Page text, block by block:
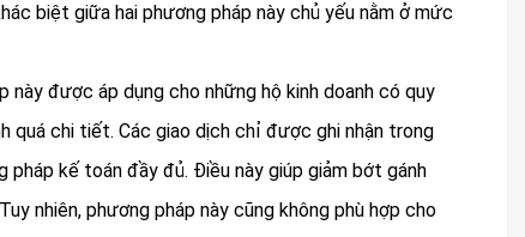
biệt giữa hai phương pháp này chủ yếu nằm ở mức
này được áp dụng cho những hộ kinh doanh có quy
quá chi tiết. Các giao dịch chỉ được ghi nhận trong
kế toán đầy đủ. Điều này giúp giảm bớt gánh
nhiên, phương pháp này cũng không phù hợp cho